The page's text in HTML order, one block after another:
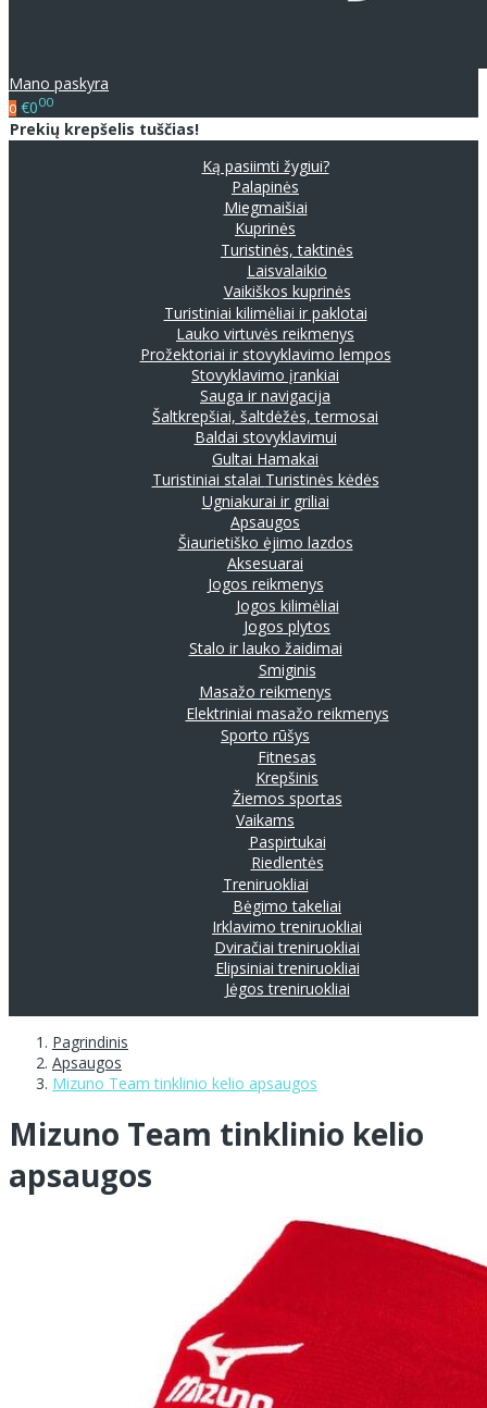
Mano paskyra
0 €000
Prekių krepšelis tuščias!
Ką pasiimti žygiui?
Palapinės
Miegmaišiai
Kuprinės
Turistinės, taktinės
Laisvalaikio
Vaikiškos kuprinės
Turistiniai kilimėliai ir paklotai
Lauko virtuvės reikmenys
Prožektoriai ir stovyklavimo lempos
Stovyklavimo įrankiai
Sauga ir navigacija
Šaltkrepšiai, šaltdėžės, termosai
Baldai stovyklavimui
Gultai Hamakai
Turistiniai stalai Turistinės kėdės
Ugniakurai ir griliai
Apsaugos
Šiaurietiško ėjimo lazdos
Aksesuarai
Jogos reikmenys
Jogos kilimėliai
Jogos plytos
Stalo ir lauko žaidimai
Smiginis
Masažo reikmenys
Elektriniai masažo reikmenys
Sporto rūšys
Fitnesas
Krepšinis
Žiemos sportas
Vaikams
Paspirtukai
Riedlentės
Treniruokliai
Bėgimo takeliai
Irklavimo treniruokliai
Dviračiai treniruokliai
Elipsiniai treniruokliai
Jėgos treniruokliai
Pagrindinis
Apsaugos
Mizuno Team tinklinio kelio apsaugos
Mizuno Team tinklinio kelio
apsaugos